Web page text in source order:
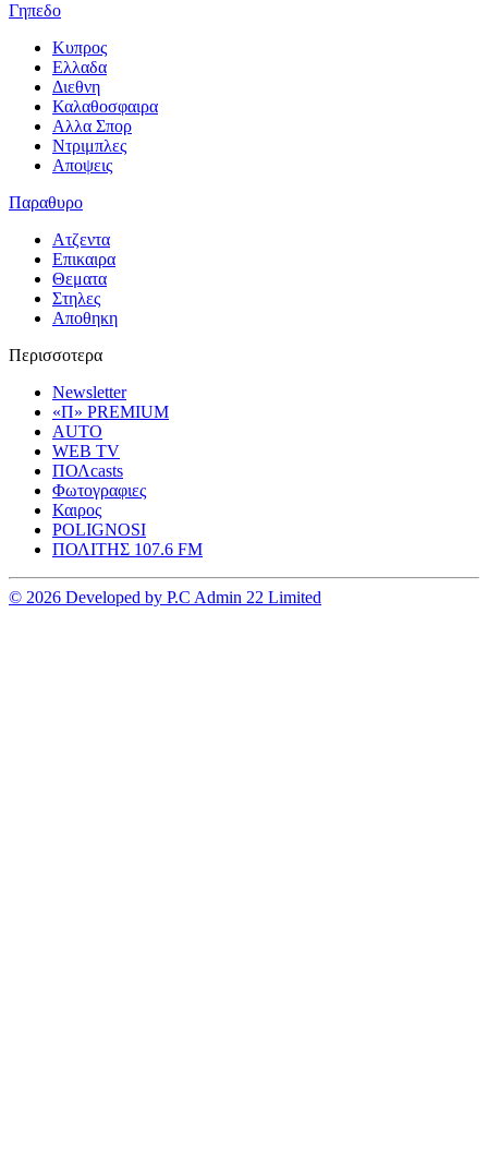
Γηπεδο
Κυπρος
Ελλαδα
Διεθνη
Καλαθοσφαιρα
Αλλα Σπορ
Ντριμπλες
Αποψεις
Παραθυρο
Ατζεντα
Επικαιρα
Θεματα
Στηλες
Αποθηκη
Περισσοτερα
Newsletter
«Π» PREMIUM
AUTO
WEB TV
ΠΟΛcasts
Φωτογραφιες
Καιρος
POLIGNOSI
ΠΟΛΙΤΗΣ 107.6 FM
© 2026 Developed by P.C Admin 22 Limited